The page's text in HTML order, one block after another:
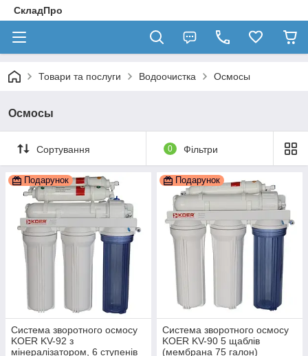
СкладПро
Товари та послуги Водоочистка Осмосы
Осмосы
Сортування 0 Фільтри
Подарунок
Система зворотного осмосу
KOER KV-92 з
мінералізатором, 6 ступенів
Подарунок
Система зворотного осмосу
KOER KV-90 5 щаблів
(мембрана 75 галон)